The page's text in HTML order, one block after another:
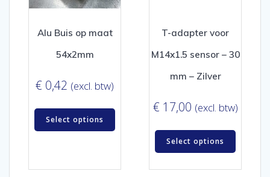
Alu Buis op maat
54x2mm
€ 0,42 (excl. btw)
Select options
T-adapter voor
M14x1.5 sensor – 30
mm – Zilver
€ 17,00 (excl. btw)
Select options